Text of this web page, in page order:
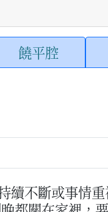
饒平腔
續不斷或事情重